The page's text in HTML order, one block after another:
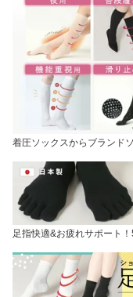
着圧ソックスからブランド
足指快適&お疲れサポート